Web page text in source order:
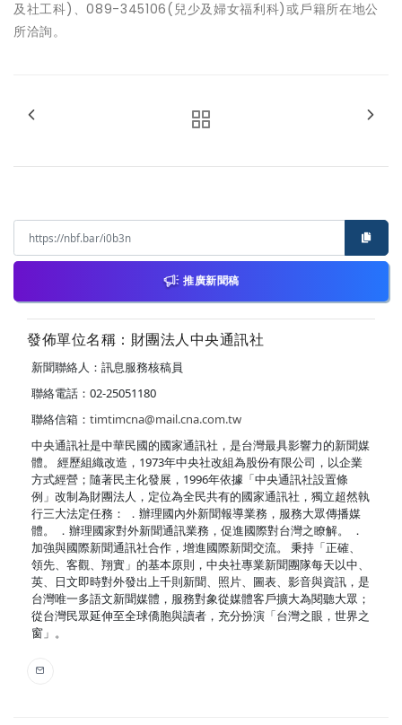
及社工科)、089-345106(兒少及婦女福利科)或戶籍所在地公
所洽詢。
推廣新聞稿
發佈單位名稱：財團法人中央通訊社
新聞聯絡人：訊息服務核稿員
聯絡電話：02-25051180
聯絡信箱： timtimcna@mail.cna.com.tw
中央通訊社是中華民國的國家通訊社，是台灣最具影響力的新聞媒
體。 經歷組織改造，1973年中央社改組為股份有限公司，以企業
方式經營；隨著民主化發展，1996年依據「中央通訊社設置條
例」改制為財團法人，定位為全民共有的國家通訊社，獨立超然執
行三大法定任務： ．辦理國內外新聞報導業務，服務大眾傳播媒
體。 ．辦理國家對外新聞通訊業務，促進國際對台灣之瞭解。 ．
加強與國際新聞通訊社合作，增進國際新聞交流。 秉持「正確、
領先、客觀、翔實」的基本原則，中央社專業新聞團隊每天以中、
英、日文即時對外發出上千則新聞、照片、圖表、影音與資訊，是
台灣唯一多語文新聞媒體，服務對象從媒體客戶擴大為閱聽大眾；
從台灣民眾延伸至全球僑胞與讀者，充分扮演「台灣之眼，世界之
窗」。